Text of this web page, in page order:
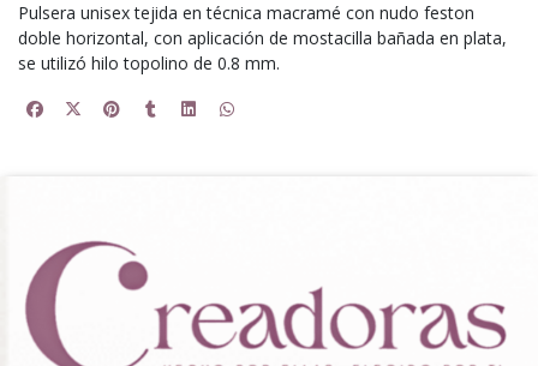
Pulsera unisex tejida en técnica macramé con nudo feston
doble horizontal, con aplicación de mostacilla bañada en plata,
se utilizó hilo topolino de 0.8 mm.